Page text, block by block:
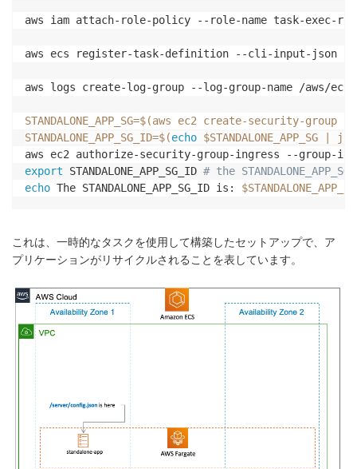
aws iam attach-role-policy --role-name task-exec-
aws ecs register-task-definition --cli-input-json
aws logs create-log-group --log-group-name /aws/
STANDALONE_APP_SG=$(aws ec2 create-security-group --
STANDALONE_APP_SG_ID=$(echo $STANDALONE_APP_SG
jq
aws ec2 authorize-security-group-ingress --group-id
export STANDALONE_APP_SG_ID # the
echo The STANDALONE_APP_SG_ID is:
これは、一時的なタスクを使用して構築したセットアップで、ア
プリケーションがリサイクルされることを表しています。